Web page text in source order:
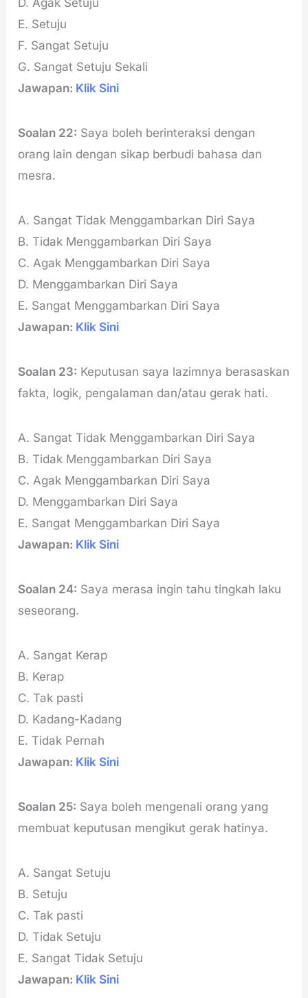
D. Agak Setuju
E. Setuju
F. Sangat Setuju
G. Sangat Setuju Sekali
Jawapan: Klik Sini
Soalan 22: Saya boleh berinteraksi dengan
orang lain dengan sikap berbudi bahasa dan
mesra.
A. Sangat Tidak Menggambarkan Diri Saya
B. Tidak Menggambarkan Diri Saya
C. Agak Menggambarkan Diri Saya
D. Menggambarkan Diri Saya
E. Sangat Menggambarkan Diri Saya
Jawapan: Klik Sini
Soalan 23: Keputusan saya lazimnya berasaskan
fakta, logik, pengalaman dan/atau gerak hati.
A. Sangat Tidak Menggambarkan Diri Saya
B. Tidak Menggambarkan Diri Saya
C. Agak Menggambarkan Diri Saya
D. Menggambarkan Diri Saya
E. Sangat Menggambarkan Diri Saya
Jawapan: Klik Sini
Soalan 24: Saya merasa ingin tahu tingkah laku
seseorang.
A. Sangat Kerap
B. Kerap
C. Tak pasti
D. Kadang-Kadang
E. Tidak Pernah
Jawapan: Klik Sini
Soalan 25: Saya boleh mengenali orang yang
membuat keputusan mengikut gerak hatinya.
A. Sangat Setuju
B. Setuju
C. Tak pasti
D. Tidak Setuju
E. Sangat Tidak Setuju
Jawapan: Klik Sini